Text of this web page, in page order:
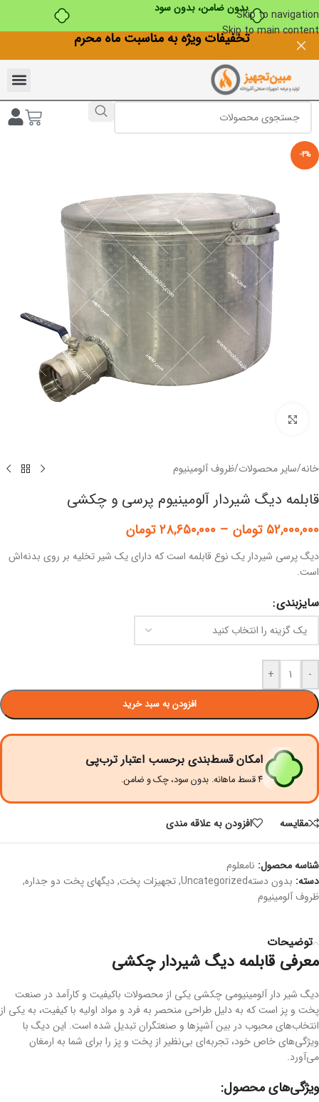
بدون ضامن، بدون سودSkip to navigation
Skip to main contentتخفیفات ویژه به مناسبت ماه محرم
-4%
خانه/سایر محصولات/ظروف آلومینیوم
قابلمه دیگ شیردار آلومینیوم پرسی و چکشی
۵۲,۰۰۰,۰۰۰ تومان – ۲۸,۶۵۰,۰۰۰ تومان
دیگ پرسی شیردار یک نوع قابلمه است که دارای یک شیر تخلیه بر روی بدنه‌اش
است.
سایزبندی
-
+
افزودن به سبد خرید
امکان قسط‌بندی برحسب اعتبار ترب‌پی
۴ قسط ماهانه. بدون سود، چک و ضامن.
مقايسه افزودن به علاقه مندی
شناسه محصول: نامعلوم
دسته: بدون دستهUncategorized ,تجهیزات پخت,دیگهای پخت دو جداره,
ظروف آلومینیوم
توضیحات
معرفی قابلمه دیگ شیردار چکشی
دیگ شیر دار آلومینیومی چکشی یکی از محصولات باکیفیت و کارآمد در صنعت
پخت و پز است که به دلیل طراحی منحصر به فرد و مواد اولیه با کیفیت، به یکی از
انتخاب‌های محبوب در بین آشپزها و صنعتگران تبدیل شده است. این دیگ با
ویژگی‌های خاص خود، تجربه‌ای بی‌نظیر از پخت و پز را برای شما به ارمغان
می‌آورد.
ویژگی‌های محصول: